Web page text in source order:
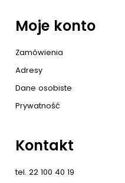
Moje konto
Zamówienia
Adresy
Dane osobiste
Prywatność
Kontakt
tel. 22 100 40 19